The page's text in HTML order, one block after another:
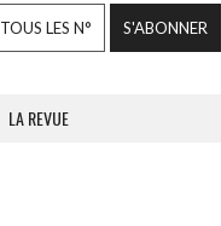
TOUS LES N° S'ABONNER
LA REVUE